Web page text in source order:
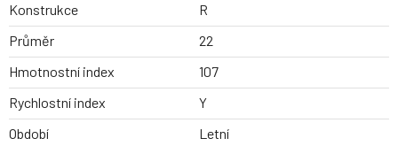
Konstrukce
R
Průměr
22
Hmotnostní index
107
Rychlostní index
Y
Období
Letní